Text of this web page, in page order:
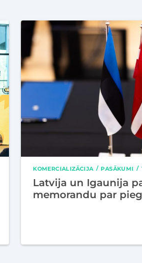
KOMERCIALIZĀCIJA PASĀKUMI
Latvija un Igaunija
memorandu par